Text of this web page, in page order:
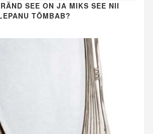
SEE ON JA MIKS SEE NII
TÕMBAB?